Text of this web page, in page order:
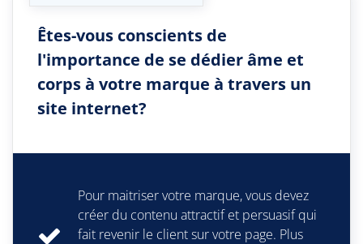
Êtes-vous conscients de
l'importance de se dédier âme et
corps à votre marque à travers un
site internet?
Pour maitriser votre marque, vous devez
créer du contenu attractif et persuasif qui
fait revenir le client sur votre page. Plus